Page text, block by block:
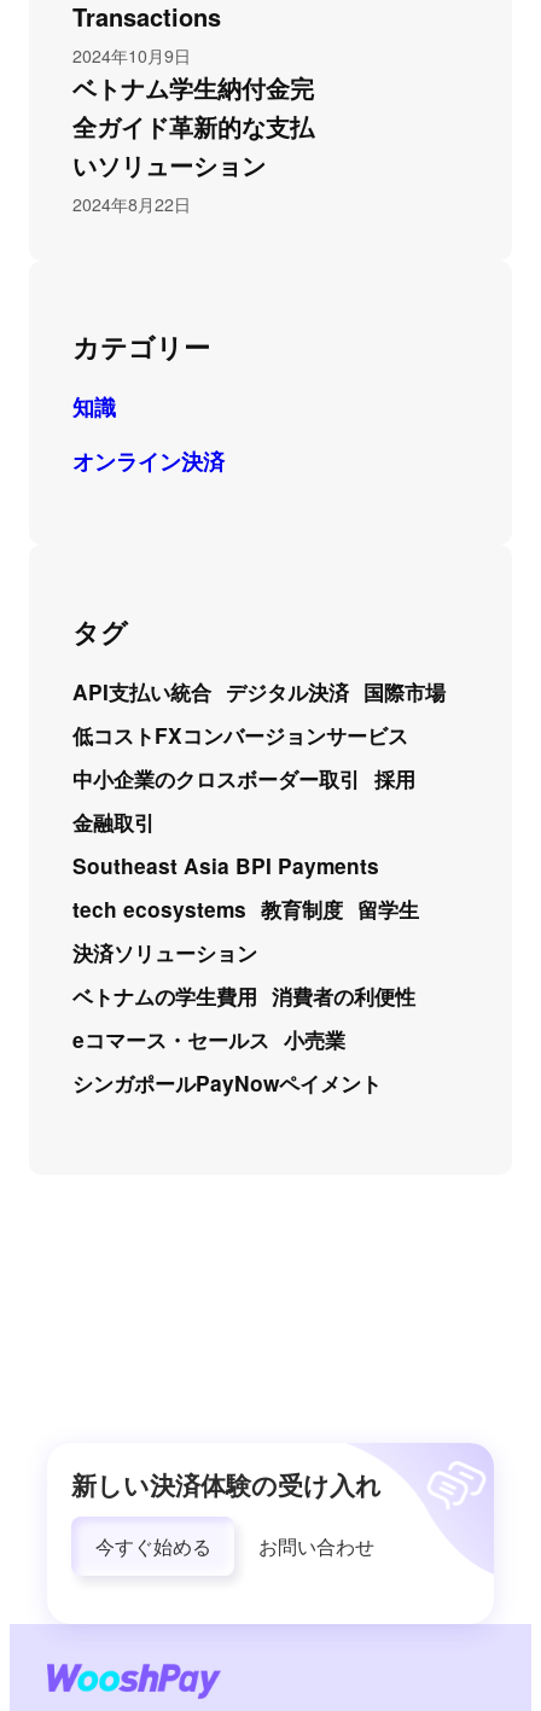
Transactions
2024年10月9日
ベトナム学生納付金完
全ガイド革新的な支払
いソリューション
2024年8月22日
カテゴリー
知識
オンライン決済
タグ
API支払い統合 デジタル決済 国際市場
低コストFXコンバージョンサービス
中小企業のクロスボーダー取引 採用
金融取引
Southeast Asia BPI Payments
tech ecosystems 教育制度 留学生
決済ソリューション
ベトナムの学生費用 消費者の利便性
eコマース・セールス 小売業
シンガポールPayNowペイメント
新しい決済体験の受け入れ
今すぐ始める お問い合わせ